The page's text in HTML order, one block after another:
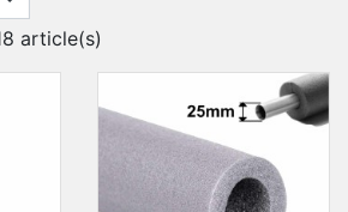
article(s)